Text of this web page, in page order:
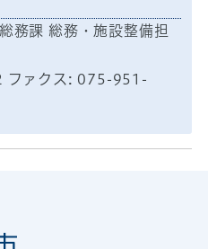
務課 総務・施設整備担
ァクス: 075-951-